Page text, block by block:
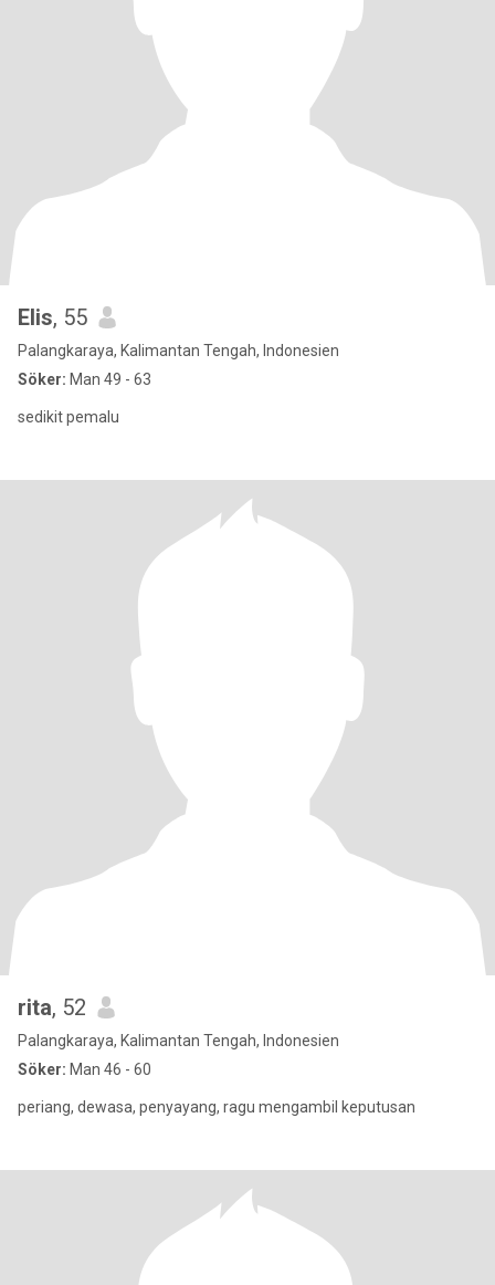
Elis, 55
Palangkaraya, Kalimantan Tengah, Indonesien
Söker: Man 49 - 63
sedikit pemalu
rita, 52
Palangkaraya, Kalimantan Tengah, Indonesien
Söker: Man 46 - 60
periang, dewasa, penyayang, ragu mengambil keputusan